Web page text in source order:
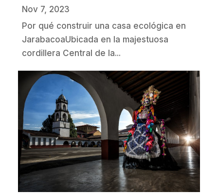
Nov 7, 2023
Por qué construir una casa ecológica en
JarabacoaUbicada en la majestuosa
cordillera Central de la...